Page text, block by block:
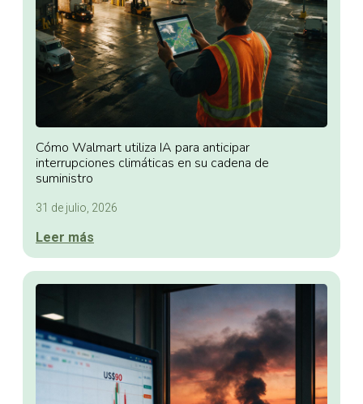
Cómo Walmart utiliza IA para anticipar
interrupciones climáticas en su cadena de
suministro
31 de julio, 2026
Leer más